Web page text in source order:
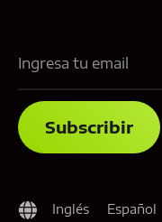
Inglés Español